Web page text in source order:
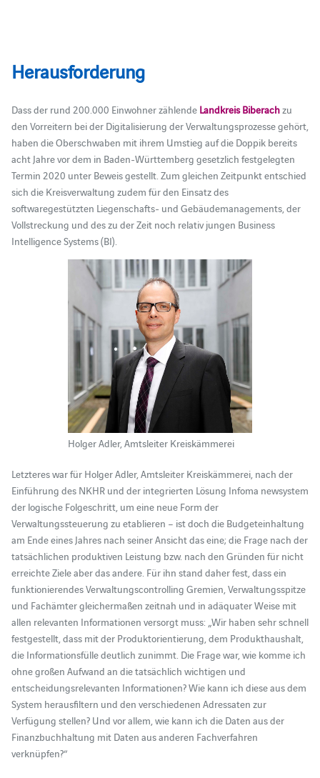
Herausforderung
Dass der rund 200.000 Einwohner zählende Landkreis Biberachzu
den Vorreitern bei der Digitalisierung der Verwaltungsprozesse gehört,
haben die Oberschwaben mit ihrem Umstieg auf die Doppik bereits
acht Jahre vor dem in Baden-Württemberg gesetzlich festgelegten
Termin 2020 unter Beweis gestellt. Zum gleichen Zeitpunkt entschied
sich die Kreisverwaltung zudem für den Einsatz des
softwaregestützten Liegenschafts- und Gebäudemanagements, der
Vollstreckung und des zu der Zeit noch relativ jungen Business
Intelligence Systems (BI).
Holger Adler, Amtsleiter Kreiskämmerei
Letzteres war für Holger Adler, Amtsleiter Kreiskämmerei, nach der
Einführung des NKHR und der integrierten Lösung Infoma newsystem
der logische Folgeschritt, um eine neue Form der
Verwaltungssteuerung zu etablieren – ist doch die Budgeteinhaltung
am Ende eines Jahres nach seiner Ansicht das eine; die Frage nach der
tatsächlichen produktiven Leistung bzw. nach den Gründen für nicht
erreichte Ziele aber das andere. Für ihn stand daher fest, dass ein
funktionierendes Verwaltungscontrolling Gremien, Verwaltungsspitze
und Fachämter gleichermaßen zeitnah und in adäquater Weise mit
allen relevanten Informationen versorgt muss: „Wir haben sehr schnell
festgestellt, dass mit der Produktorientierung, dem Produkthaushalt,
die Informationsfülle deutlich zunimmt. Die Frage war, wie komme ich
ohne großen Aufwand an die tatsächlich wichtigen und
entscheidungsrelevanten Informationen? Wie kann ich diese aus dem
System herausfiltern und den verschiedenen Adressaten zur
Verfügung stellen? Und vor allem, wie kann ich die Daten aus der
Finanzbuchhaltung mit Daten aus anderen Fachverfahren
verknüpfen?“